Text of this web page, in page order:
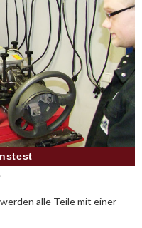
alle Teile mit einer